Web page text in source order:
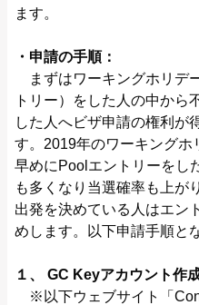
ます。
・申請の手順：
まずはワーキングホリデ
トリー）をした人の中から
した人へビザ申請の権利が
す。2019年のワーキングホ
早めにPoolエントリーをし
も多くなり当選確率も上が
出発を決めている人はエン
めします。以下申請手順と
１、 GC Keyアカウント作
※以下ウェブサイト「